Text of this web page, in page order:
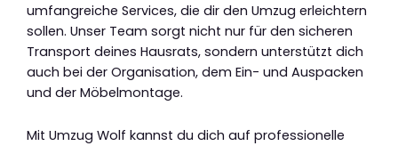
umfangreiche Services, die dir den Umzug erleichtern
sollen. Unser Team sorgt nicht nur für den sicheren
Transport deines Hausrats, sondern unterstützt dich
auch bei der Organisation, dem Ein- und Auspacken
und der Möbelmontage.
Mit Umzug Wolf kannst du dich auf professionelle